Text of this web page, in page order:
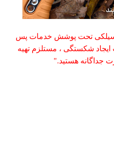
سیلکی تحت پوشش خدمات پس
شکستگی ، مستلزم تهیه
جداگانه هستید."